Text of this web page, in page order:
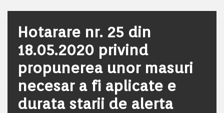
Hotarare nr. 25 din
18.05.2020 privind
propunerea unor masuri
necesar a fi aplicate e
durata starii de alerta